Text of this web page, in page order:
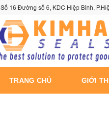
Số 16 Đường số 6, KDC Hiệp Bình,
TRANG CHỦ GIỚI